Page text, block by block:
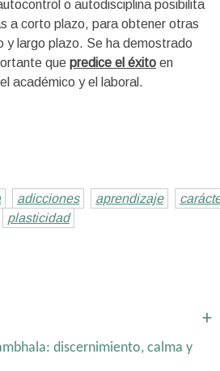
o autodisciplina posibilita
a corto plazo, para obtener otras
y largo plazo. Se ha demostrado
que predice el éxito en
académico y el laboral.
adicciones aprendizaje
plasticidad
+
discernimiento, calma y